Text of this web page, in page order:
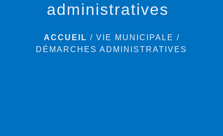
administratives
ACCUEIL / VIE MUNICIPALE /
DÉMARCHES ADMINISTRATIVES